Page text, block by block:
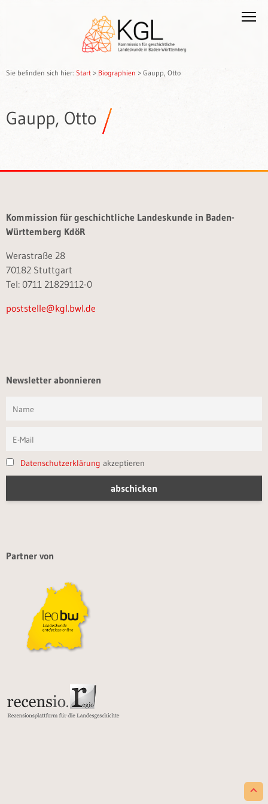
Sie befinden sich hier: Start > Biographien > Gaupp, Otto
Gaupp, Otto
Kommission für geschichtliche Landeskunde in Baden-
Württemberg KdöR
Werastraße 28
70182 Stuttgart
Tel: 0711 21829112-0
poststelle@kgl.bwl.de
Newsletter abonnieren
Datenschutzerklärung akzeptieren
Partner von